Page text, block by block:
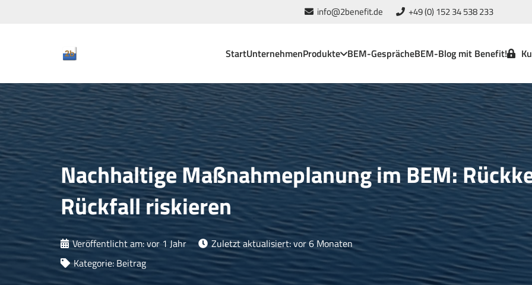
info@2benefit.de +49 (0) 152 34 538 233
StartUnternehmenProdukte BEM-GesprächeBEM-Blog mit Benefit!
Nachhaltige Maßnahmeplanung im BEM:
Rückfall riskieren
Veröffentlicht am:vor 1 Jahr Zuletzt aktualisiert:vor 6 Monaten
Kategorie: Beitrag